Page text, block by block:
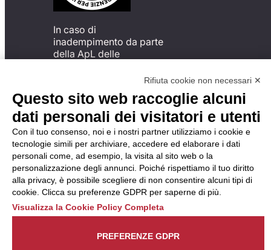
In caso di
inadempimento da parte
della ApL delle
del Codice di Condotta, è
possibile presentare un
reclamo
all’Organismo di
Monitoraggio utilizzando
una delle modalità
descritte al seguente
indirizzo web
https://odm-
agenzielavoro.it/reclami/ .
Rifiuta cookie non necessari ✕
Questo sito web raccoglie alcuni
dati personali dei visitatori e utenti
Con il tuo consenso, noi e i nostri partner utilizziamo i cookie e
tecnologie simili per archiviare, accedere ed elaborare i dati
personali come, ad esempio, la visita al sito web o la
personalizzazione degli annunci. Poiché rispettiamo il tuo diritto
alla privacy, è possibile scegliere di non consentire alcuni tipi di
cookie. Clicca su preferenze GDPR per saperne di più.
Visualizza la Cookie Policy Completa
PREFERENZE GDPR